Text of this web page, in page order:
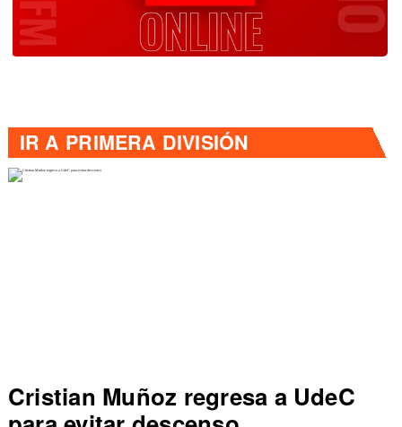
IR A PRIMERA DIVISIÓN
Cristian Muñoz regresa a UdeC